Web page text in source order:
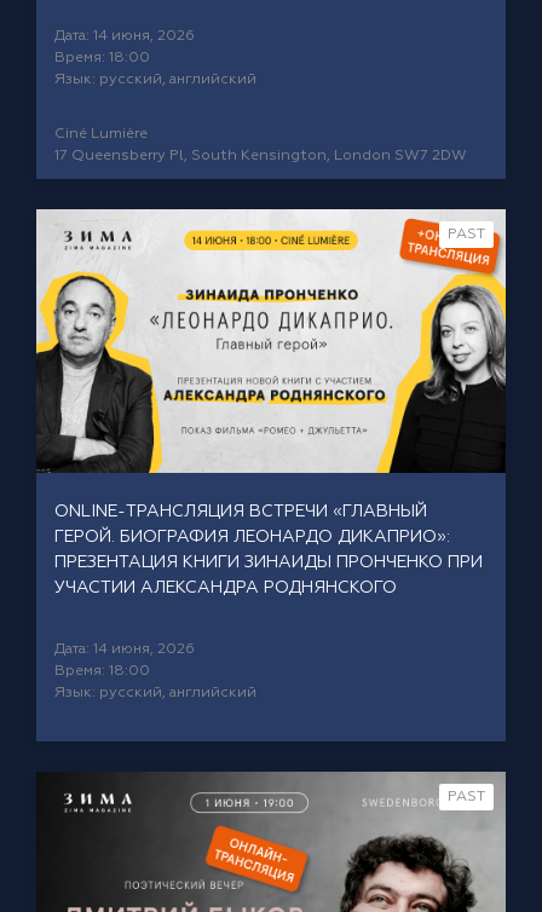
Дата: 14 июня, 2026
Время: 18:00
Язык: русский, английский
Ciné Lumière
17 Queensberry Pl, South Kensington, London SW7 2DW
PAST
ONLINE-ТРАНСЛЯЦИЯ ВСТРЕЧИ «ГЛАВНЫЙ
ГЕРОЙ. БИОГРАФИЯ ЛЕОНАРДО ДИКАПРИО»:
ПРЕЗЕНТАЦИЯ КНИГИ ЗИНАИДЫ ПРОНЧЕНКО ПРИ
УЧАСТИИ АЛЕКСАНДРА РОДНЯНСКОГО
Дата: 14 июня, 2026
Время: 18:00
Язык: русский, английский
PAST